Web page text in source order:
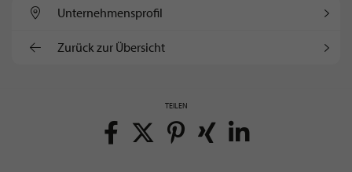
Unternehmens­profil
Zurück zur Übersicht
TEILEN